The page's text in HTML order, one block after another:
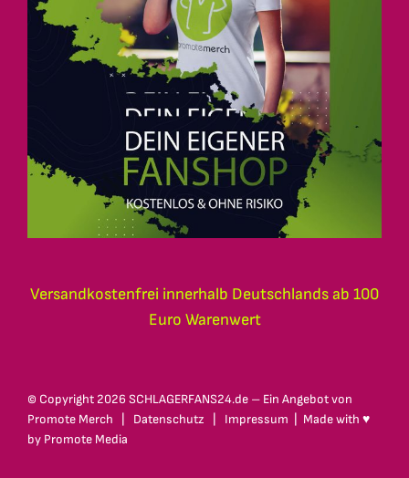
Versandkostenfrei innerhalb Deutschlands ab 100
Euro Warenwert
© Copyright 2026 SCHLAGERFANS24.de – Ein Angebot von
Promote Merch
Datenschutz Impressum | Made with ♥
by Promote Media